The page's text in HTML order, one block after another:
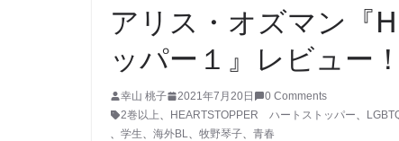
アリス・オズマン『
ッパー１』レビュー！
幸山 桃子 2021年7月20日
0 Comments
2巻以上
HEARTSTOPPER ハートストッパー
学生 海外BL 牧野琴子 青春